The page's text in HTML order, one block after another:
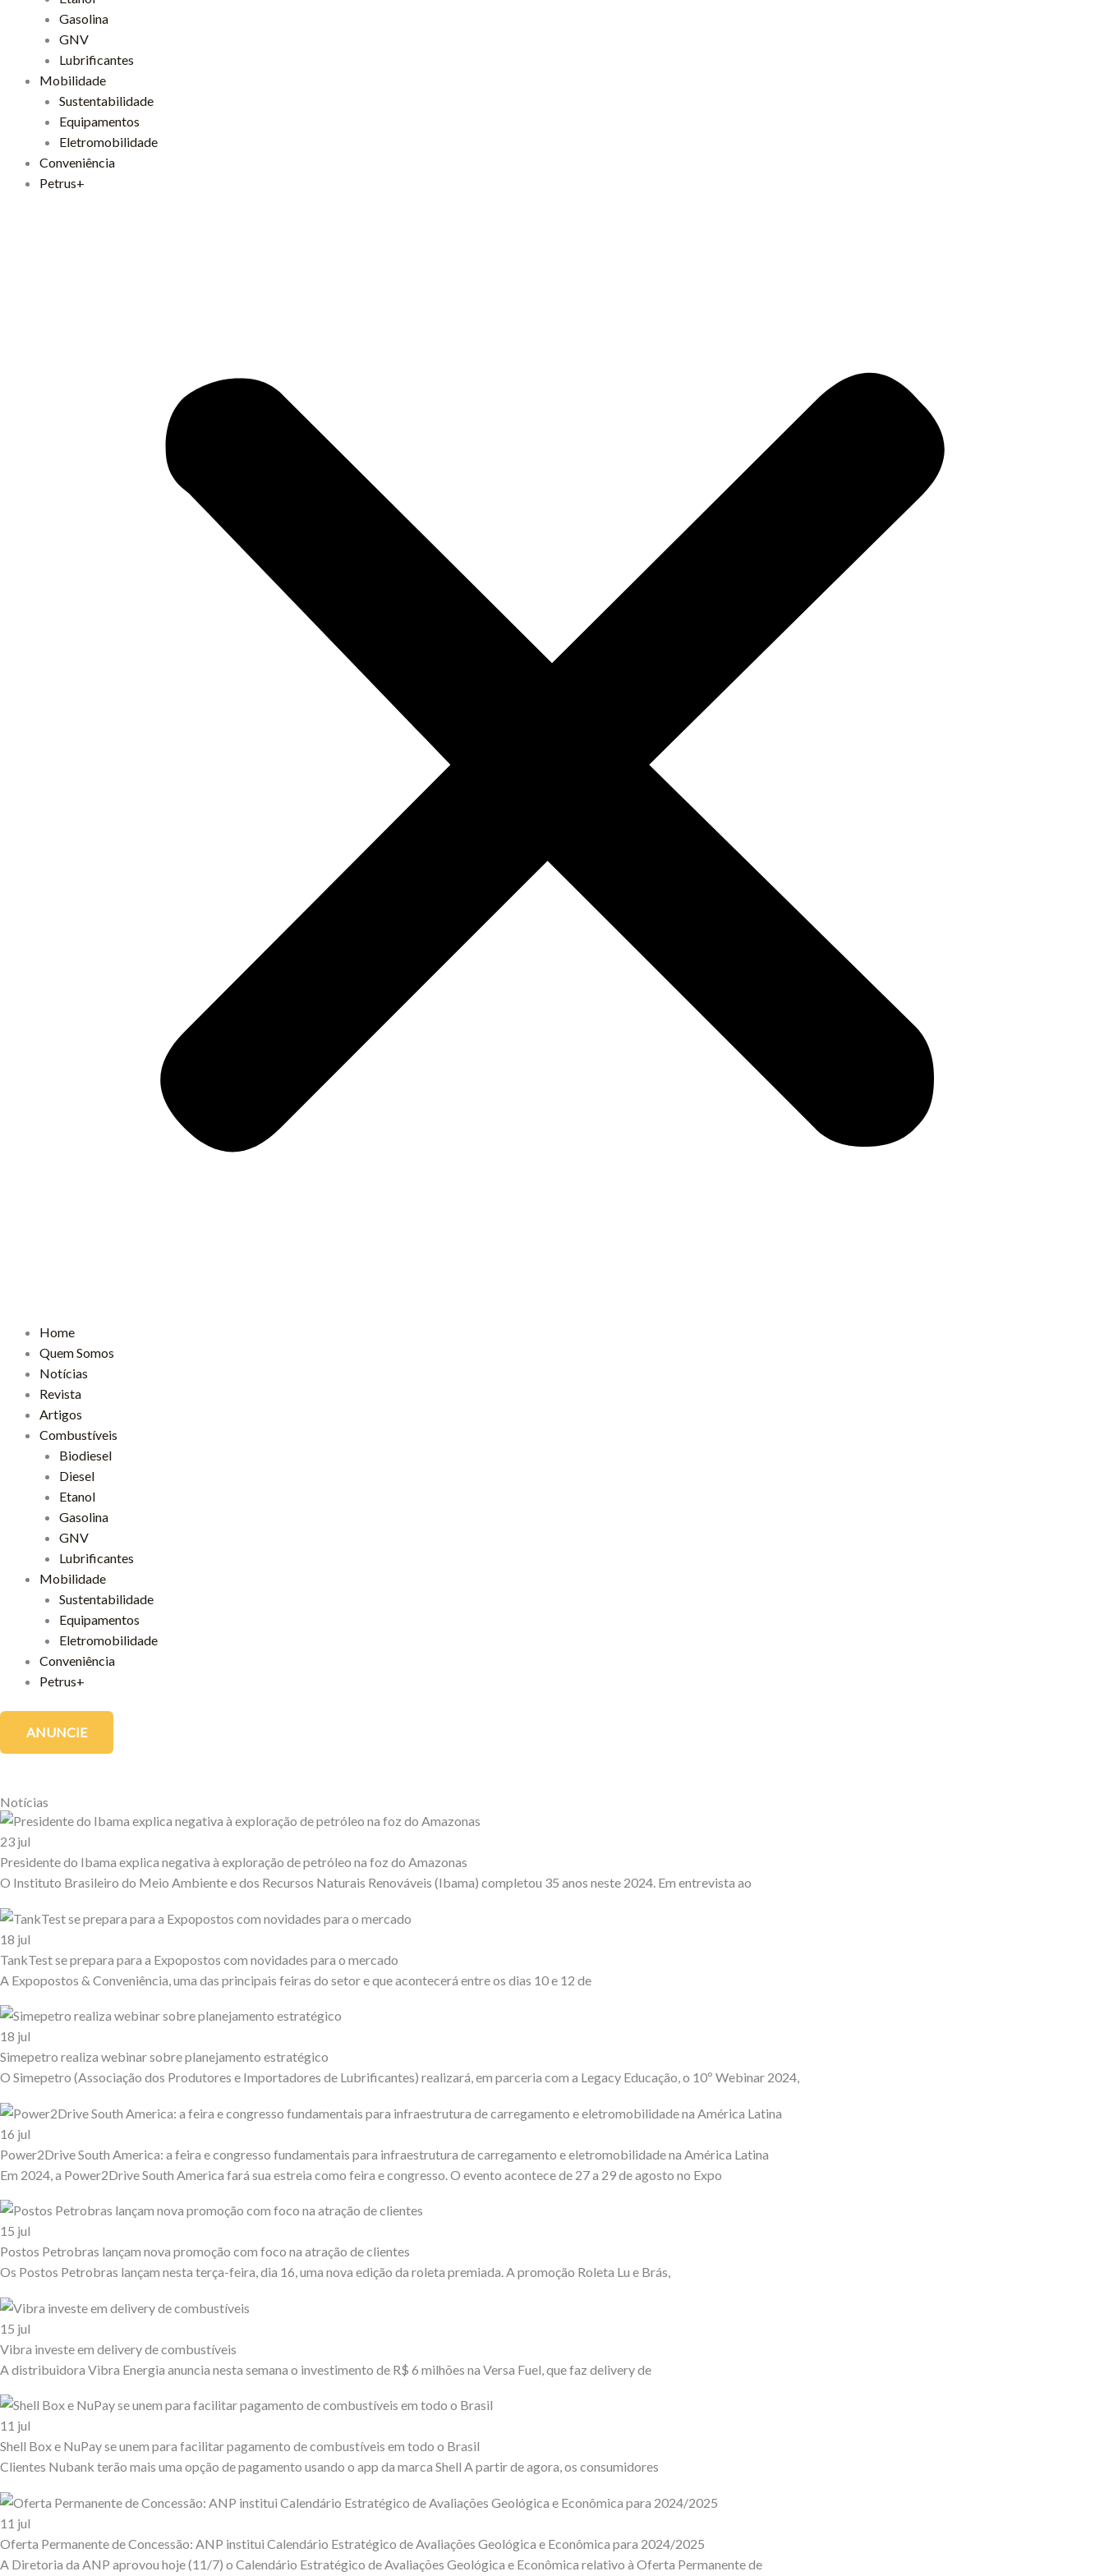
Gasolina
GNV
Lubrificantes
Mobilidade
Sustentabilidade
Equipamentos
Eletromobilidade
Conveniência
Petrus+
Home
Quem Somos
Notícias
Revista
Artigos
Combustíveis
Biodiesel
Diesel
Etanol
Gasolina
GNV
Lubrificantes
Mobilidade
Sustentabilidade
Equipamentos
Eletromobilidade
Conveniência
Petrus+
ANUNCIE
Notícias
23 jul
Presidente do Ibama explica negativa à exploração de petróleo na foz do Amazonas
O Instituto Brasileiro do Meio Ambiente e dos Recursos Naturais Renováveis (Ibama) completou 35 anos neste 2024. Em entrevista ao
18 jul
TankTest se prepara para a Expopostos com novidades para o mercado
A Expopostos & Conveniência, uma das principais feiras do setor e que acontecerá entre os dias 10 e 12 de
18 jul
Simepetro realiza webinar sobre planejamento estratégico
O Simepetro (Associação dos Produtores e Importadores de Lubrificantes) realizará, em parceria com a Legacy Educação, o 10º Webinar 2024,
16 jul
Power2Drive South America: a feira e congresso fundamentais para infraestrutura de carregamento e eletromobilidade na América Latina
Em 2024, a Power2Drive South America fará sua estreia como feira e congresso. O evento acontece de 27 a 29 de agosto no Expo
15 jul
Postos Petrobras lançam nova promoção com foco na atração de clientes
Os Postos Petrobras lançam nesta terça-feira, dia 16, uma nova edição da roleta premiada. A promoção Roleta Lu e Brás,
15 jul
Vibra investe em delivery de combustíveis
A distribuidora Vibra Energia anuncia nesta semana o investimento de R$ 6 milhões na Versa Fuel, que faz delivery de
11 jul
Shell Box e NuPay se unem para facilitar pagamento de combustíveis em todo o Brasil
Clientes Nubank terão mais uma opção de pagamento usando o app da marca Shell A partir de agora, os consumidores
11 jul
Oferta Permanente de Concessão: ANP institui Calendário Estratégico de Avaliações Geológica e Econômica para 2024/2025
A Diretoria da ANP aprovou hoje (11/7) o Calendário Estratégico de Avaliações Geológica e Econômica relativo à Oferta Permanente de